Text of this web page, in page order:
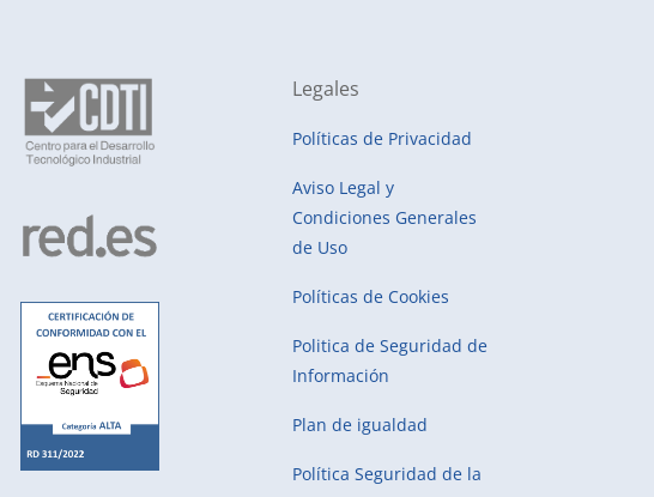
Legales
Políticas de Privacidad
Aviso Legal y
Condiciones Generales
de Uso
Políticas de Cookies
Politica de Seguridad de
Información
Plan de igualdad
Política Seguridad de la